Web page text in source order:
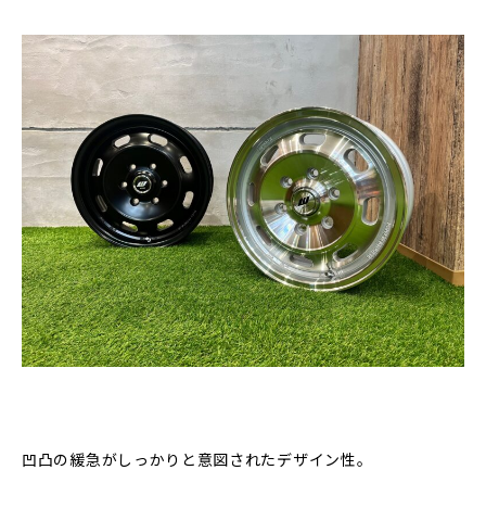
凹凸の緩急がしっかりと意図されたデザイン性。